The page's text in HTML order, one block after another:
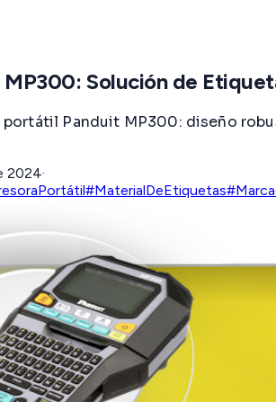
MP300: Solución de
portátil Panduit MP300: diseño
2024·
#MaterialDeEtiquetas